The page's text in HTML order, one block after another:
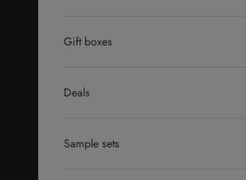
Gift boxes
Deals
Sample sets